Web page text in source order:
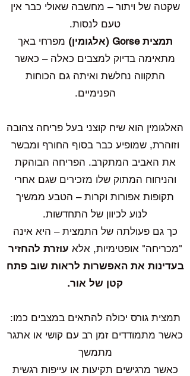
שקטה של ויתור – מחשבה שאולי כבר אין
טעם לנסות.
תמצית Gorse (אלגומין)
מפרחי באך
מתאימה בדיוק למצבים כאלה – כאשר
התקווה נחלשת ואיתה גם הכוחות
הפנימיים.
האלגומין הוא שיח קוצני בעל פריחה צהובה
וזוהרת, שמופיע כבר בסוף החורף ומבשר
את האביב המתקרב. הפריחה הבוהקת
והניחוח המתוק שלו מזכירים שגם אחרי
תקופות אפורות וקרות – הטבע ממשיך
לנוע לכיוון של התחדשות.
כך גם פעולתה של התמצית – היא אינה
"מכריחה" אופטימיות, אלא עוזרת להחזיר
בעדינות את האפשרות לראות שוב פתח
קטן של אור.
תמצית גורס יכולה להתאים במצבים כמו:
כאשר מתמודדים זמן רב עם קושי או אתגר
מתמשך
כאשר מרגישים תקיעות או עייפות רגשית